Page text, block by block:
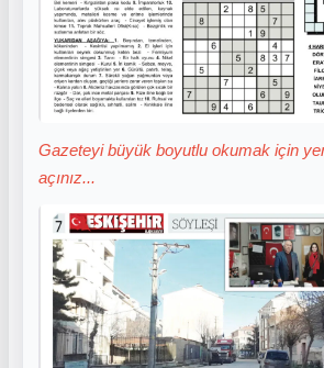
Gazeteyi büyük boyutlu okumak için
açınız...